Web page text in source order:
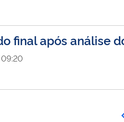
final após análise